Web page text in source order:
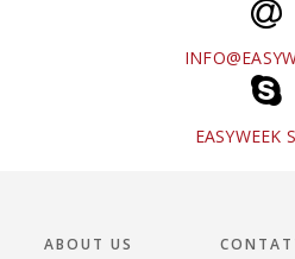
EASYWEEK
ABOUT US